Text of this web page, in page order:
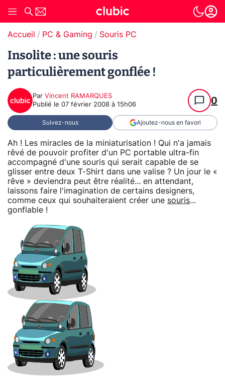
Accueil PC & Gaming Souris PC
Insolite : une souris
particulièrement gonflée !
Par Vincent RAMARQUES
Publié le 07 février 2008 à 15h06 0
Suivez-nous Ajoutez-nous en favori
Ah ! Les miracles de la miniaturisation ! Qui n'a jamais
rêvé de pouvoir profiter d'un PC portable ultra-fin
accompagné d'une souris qui serait capable de se
glisser entre deux T-Shirt dans une valise ? Un jour le «
rêve » deviendra peut être réalité... en attendant,
laissons faire l'imagination de certains designers,
comme ceux qui souhaiteraient créer une souris...
gonflable !